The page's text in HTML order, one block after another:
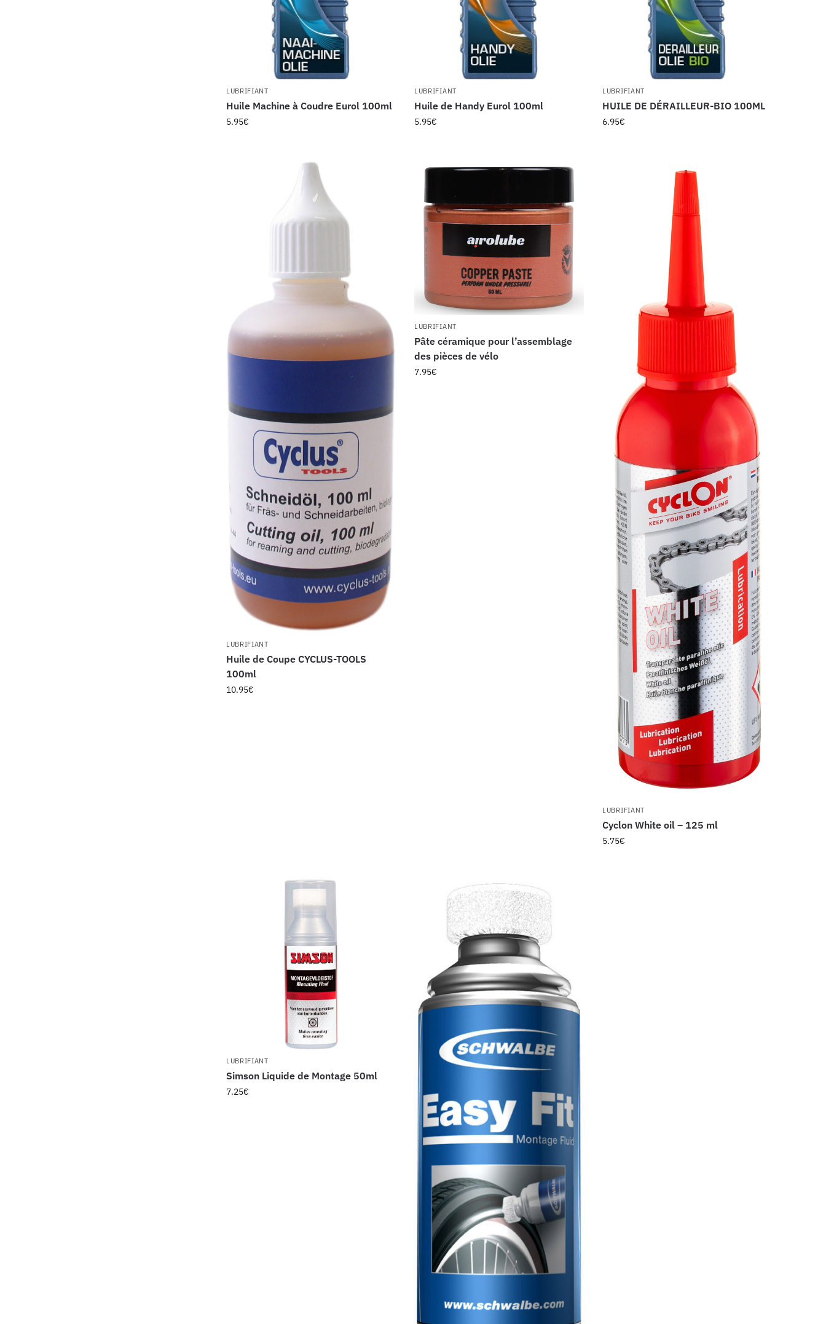
LUBRIFIANT
Huile Machine à Coudre Eurol 100ml
5.95€
LUBRIFIANT
Huile de Handy Eurol 100ml
5.95€
LUBRIFIANT
HUILE DE DÉRAILLEUR-BIO 100ML
6.95€
LUBRIFIANT
Huile de Coupe CYCLUS-TOOLS
100ml
10.95€
LUBRIFIANT
Pâte céramique pour l’assemblage
des pièces de vélo
7.95€
LUBRIFIANT
Cyclon White oil – 125 ml
5.75€
LUBRIFIANT
Simson Liquide de Montage 50ml
7.25€